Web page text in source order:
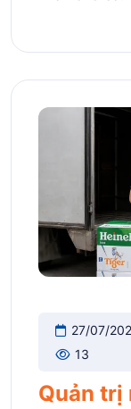
27/07/
13
Quản